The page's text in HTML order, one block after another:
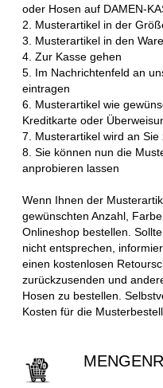
oder Hosen auf DAMEN-
2. Musterartikel in der
3. Musterartikel in den
4. Zur Kasse gehen
5. Im Nachrichtenfeld an
eintragen
6. Musterartikel wie
Kreditkarte oder
7. Musterartikel wird an
8. Sie können nun die
anprobieren lassen
Wenn Ihnen der
gewünschten Anzahl,
Onlineshop bestellen.
nicht entsprechen,
einen kostenlosen
zurückzusenden und
Hosen zu bestellen.
Kosten für die